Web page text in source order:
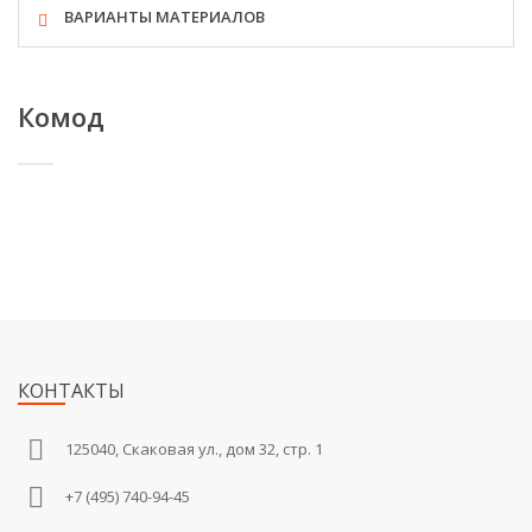
ВАРИАНТЫ МАТЕРИАЛОВ
Комод
КОНТАКТЫ
125040, Скаковая ул., дом 32, стр. 1
+7 (495) 740-94-45